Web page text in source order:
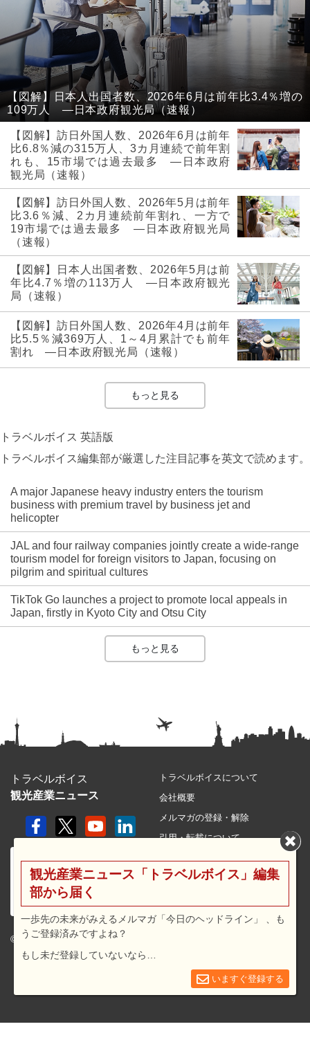
【図解】日本人出国者数、2026年6月は前年比3.4％増の
109万人 ―日本政府観光局（速報）
【図解】訪日外国人数、2026年6月は前年
比6.8％減の315万人、3カ月連続で前年割
れも、15市場では過去最多 ―日本政府
観光局（速報）
【図解】訪日外国人数、2026年5月は前年
比3.6％減、2カ月連続前年割れ、一方で
19市場では過去最多 ―日本政府観光局
（速報）
【図解】日本人出国者数、2026年5月は前
年比4.7％増の113万人 ―日本政府観光
局（速報）
【図解】訪日外国人数、2026年4月は前年
比5.5％減369万人、1～4月累計でも前年
割れ ―日本政府観光局（速報）
もっと見る
トラベルボイス 英語版
トラベルボイス編集部が厳選した注目記事を英文で読めます。
A major Japanese heavy industry enters the tourism
business with premium travel by business jet and
helicopter
JAL and four railway companies jointly create a wide-range
tourism model for foreign visitors to Japan, focusing on
pilgrim and spiritual cultures
TikTok Go launches a project to promote local appeals in
Japan, firstly in Kyoto City and Otsu City
もっと見る
トラベルボイス
観光産業ニュース
© 2026 travel voice.
トラベルボイスについて
会社概要
メルマガの登録・解除
引用・転載について
利用規約
広告メニュー・料金
観光産業ニュース「トラベルボイス」編集
部から届く
一歩先の未来がみえるメルマガ「今日のヘッドライン」 、も
うご登録済みですよね？
もし未だ登録していないなら…
いますぐ登録する